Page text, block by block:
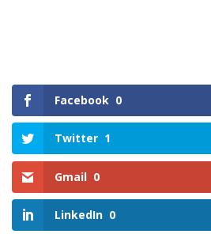
Facebook 0
Twitter 1
Gmail 0
LinkedIn 0